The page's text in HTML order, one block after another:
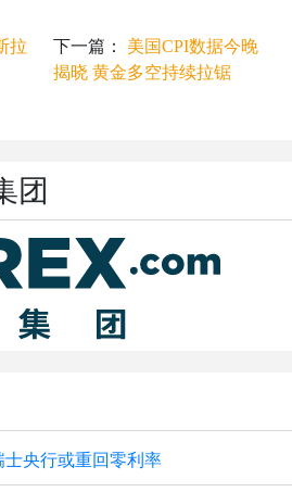
拉
下一篇： 美国CPI数据今晚
揭晓 黄金多空持续拉锯
团
央行或重回零利率